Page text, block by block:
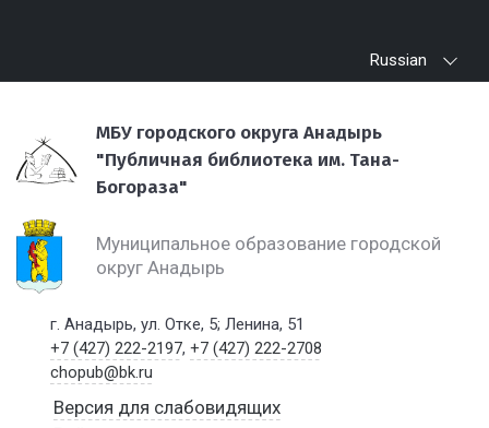
Russian
МБУ городского округа Анадырь
"Публичная библиотека им. Тана-
Богораза"
Муниципальное образование городской
округ Анадырь
г. Анадырь, ул. Отке, 5; Ленина, 51
+7 (427) 222-2197,+7 (427) 222-2708
chopub@bk.ru
Версия для слабовидящих